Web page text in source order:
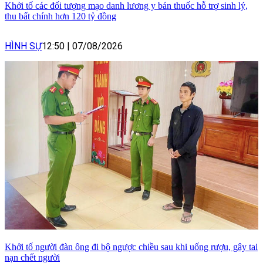
Khởi tố các đối tượng mạo danh lương y bán thuốc hỗ trợ sinh lý,
thu bất chính hơn 120 tỷ đồng
HÌNH SỰ12:50 | 07/08/2026
Khởi tố người đàn ông đi bộ ngược chiều sau khi uống rượu, gây tai
nạn chết người